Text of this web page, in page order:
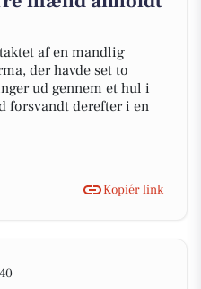
af en mandlig
der havde set to
ud gennem et hul i
forsvandt derefter i en
Kopiér link